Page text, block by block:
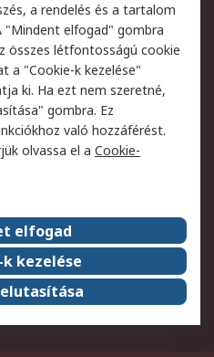
Az RS értékesítési
feltételei
Email biztonság
Weboldal felhasználói
szabályzata
Képviseletek
Vállalatcsoport
Díjak és elismerések
a rendelés és a tartalom
"Mindent elfogad" gombra
összes létfontosságú cookie
a "Cookie-k kezelése"
ki. Ha ezt nem szeretné,
gombra. Ez
való hozzáférést.
olvassa el a Cookie-
elfogad
k kezelése
elutasítása